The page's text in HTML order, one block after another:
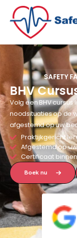
SAFETY
BHV
Volg een BHV
noodsituaties op de
afgestemd op uw
Praktijkgericht
Afgestemd op
Certificaat
Boek nu